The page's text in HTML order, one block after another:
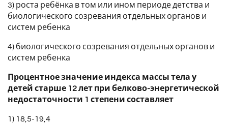
3) роста ребёнка в том или ином периоде детства и
биологического созревания отдельных органов и
систем ребенка
4) биологического созревания отдельных органов и
систем ребенка
Процентное значение индекса массы тела у
детей старше 12 лет при белково-энергетической
недостаточности 1 степени составляет
1) 18,5-19,4